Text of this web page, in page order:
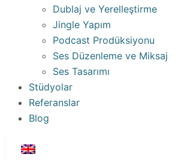
Dublaj ve Yerelleştirme
Jingle Yapım
Podcast Prodüksiyonu
Ses Düzenleme ve Miksaj
Ses Tasarımı
Stüdyolar
Referanslar
Blog